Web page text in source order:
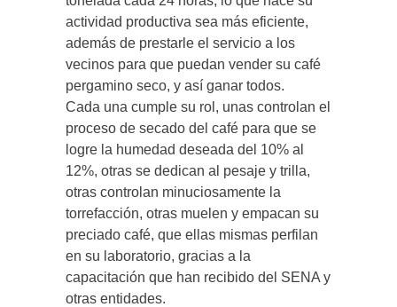
actividad productiva sea más eficiente,
además de prestarle el servicio a los
vecinos para que puedan vender su café
pergamino seco, y así ganar todos.
Cada una cumple su rol, unas controlan el
proceso de secado del café para que se
logre la humedad deseada del 10% al
12%, otras se dedican al pesaje y trilla,
otras controlan minuciosamente la
torrefacción, otras muelen y empacan su
preciado café, que ellas mismas perfilan
en su laboratorio, gracias a la
capacitación que han recibido del SENA y
otras entidades.